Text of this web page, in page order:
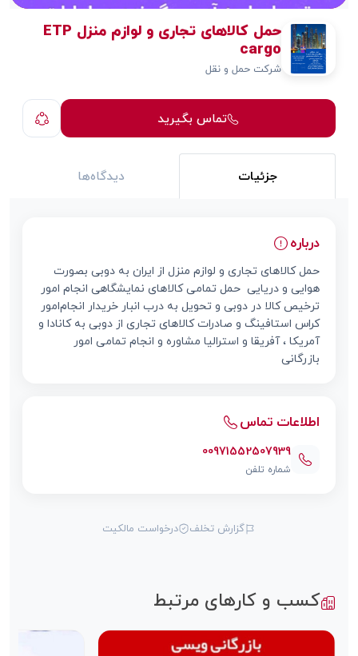
حمل کالاهای تجاری و لوازم منزل ETP
cargo
شرکت حمل و نقل
تماس بگیرید
جزئیات دیدگاه‌ها
درباره
حمل کالاهای تجاری و لوازم منزل از ایران به دوبی بصورت
هوایی و دریایی ‌ حمل تمامی کالاهای نمایشگاهی انجام امور
ترخیص کالا در دوبی و تحویل به درب انبار خریدار انجام‌امور
کراس استافینگ و صادرات کالاهای تجاری از دوبی به کانادا و
آمریکا ، آفریقا و استرالیا مشاوره و انجام تمامی امور
بازرگانی
اطلاعات تماس
00971552507939
شماره تلفن
گزارش تخلف درخواست مالکیت
کسب و کارهای مرتبط